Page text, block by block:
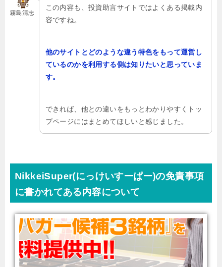
霧島清志
この内容も、投資助言サイトではよくある掲載内
容ですね。
他のサイトとどのような違う特色をもって運営し
ているのかを利用する側は知りたいと思っていま
す。
できれば、他との違いをもっとわかりやすくトッ
プページにはまとめてほしいと感じました。
NikkeiSuper(にっけいすーぱー)の免責事項
に書かれてある内容について